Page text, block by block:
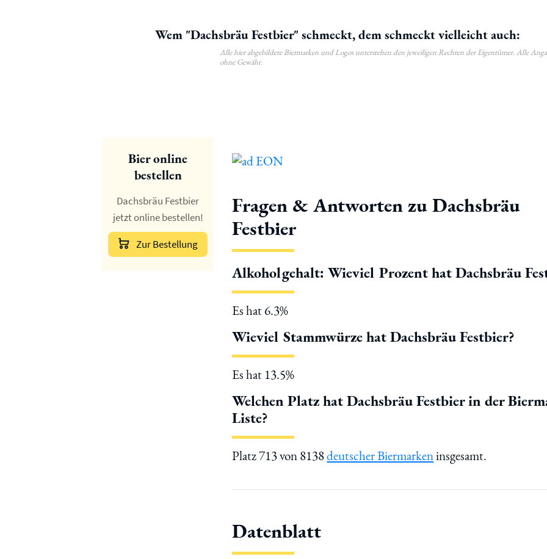
Wem "Dachsbräu Festbier" schmeckt, dem schmeckt vielleicht auch:
Alle hier abgebildete Biermarken und Logos unterstehen den jeweiligen Rechten der Eigentümer. Alle
ohne Gewähr.
Bier online
bestellen
Dachsbräu Festbier
jetzt online bestellen!
Zur Bestellung
Fragen & Antworten zu Dachsbräu
Festbier
Alkoholgehalt: Wieviel Prozent hat Dachsbräu
Es hat 6.3%
Wieviel Stammwürze hat Dachsbräu Festbier?
Es hat 13.5%
Welchen Platz hat Dachsbräu Festbier in der
Liste?
Platz 713 von 8138deutscher Biermarkeninsgesamt.
Datenblatt